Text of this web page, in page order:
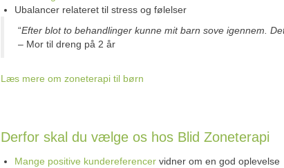
Ubalancer relateret til stress og følelser
“Efter blot to behandlinger kunne mit barn sove igennem.
– Mor til dreng på 2 år
Læs mere om zoneterapi til børn
Derfor skal du vælge os hos Blid Zoneterapi
Mange positive kundereferencer vidner om en god oplevelse